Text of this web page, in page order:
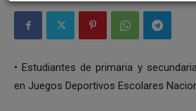
• Estudiantes de primaria y
en Juegos Deportivos Escolares